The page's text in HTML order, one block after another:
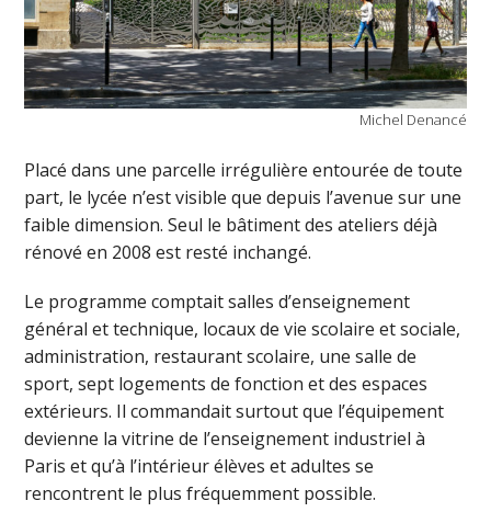
Michel Denancé
Placé dans une parcelle irrégulière entourée de toute
part, le lycée n’est visible que depuis l’avenue sur une
faible dimension. Seul le bâtiment des ateliers déjà
rénové en 2008 est resté inchangé.
Le programme comptait salles d’enseignement
général et technique, locaux de vie scolaire et sociale,
administration, restaurant scolaire, une salle de
sport, sept logements de fonction et des espaces
extérieurs. Il commandait surtout que l’équipement
devienne la vitrine de l’enseignement industriel à
Paris et qu’à l’intérieur élèves et adultes se
rencontrent le plus fréquemment possible.